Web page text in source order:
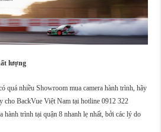
lượng
quá nhiều Showroom mua camera hành trình, hãy
cho BackVue Việt Nam tại hotline 0912 322
hành trình tại quận 8 nhanh lẹ nhất, bởi các lý do